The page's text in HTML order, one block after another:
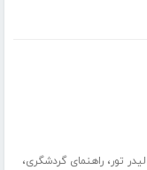
لیدر تور،راهنمای گردشگری،